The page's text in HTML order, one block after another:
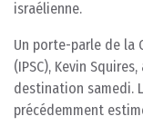
israélienne.
Un porte-parle de la
(IPSC), Kevin
destination samedi.
précédemment